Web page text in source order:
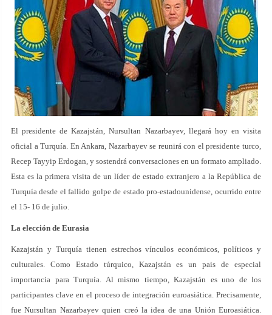
El presidente de Kazajstán, Nursultan Nazarbayev, llegará hoy en visita
oficial a Turquía. En Ankara, Nazarbayev se reunirá con el presidente turco,
Recep Tayyip Erdogan, y sostendrá conversaciones en un formato ampliado.
Esta es la primera visita de un líder de estado extranjero a la República de
Turquía desde el fallido golpe de estado pro-estadounidense, ocurrido entre
el 15- 16 de julio.
La elección de Eurasia
Kazajstán y Turquía tienen estrechos vínculos económicos, políticos y
culturales. Como Estado túrquico, Kazajstán es un pais de especial
importancia para Turquía. Al mismo tiempo, Kazajstán es uno de los
participantes clave en el proceso de integración euroasiática. Precisamente,
fue Nursultan Nazarbayev quien creó la idea de una Unión Euroasiática.